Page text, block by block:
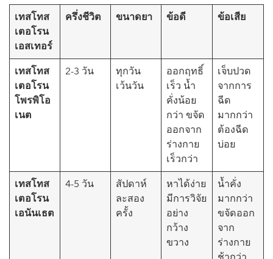
เทสโทส
เตอโรน
เอสเทอร์
ครึ่งชีวิต ขนาดยา ข้อดี ข้อเสีย
เทสโทส
เตอโรน
โพรพิโอ
เนต
2-3 วัน
ทุกวัน
เว้นวัน
ออกฤทธิ์
เร็ว น้ำ
คั่งน้อย
กว่า ขจัด
ออกจาก
ร่างกาย
เร็วกว่า
เจ็บปวด
จากการ
ฉีด
มากกว่า
ต้องฉีด
บ่อย
เทสโทส
เตอโรน
เอนันเธต
4-5 วัน
สัปดาห์
ละสอง
ครั้ง
หาได้ง่าย
มีการวิจัย
อย่าง
กว้าง
ขวาง
น้ำคั่ง
มากกว่า
ขจัดออก
จาก
ร่างกาย